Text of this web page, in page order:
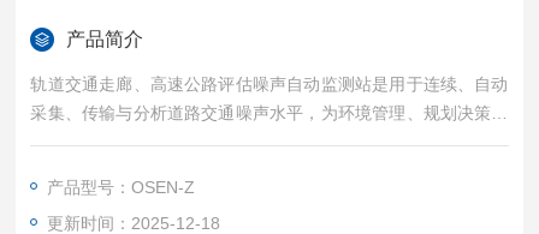
产品简介
轨道交通走廊、高速公路评估噪声自动监测站是用于连续、自动
采集、传输与分析道路交通噪声水平，为环境管理、规划决策和
公众知情提供科学依据的现代化技术装置。
产品型号：OSEN-Z
更新时间：2025-12-18